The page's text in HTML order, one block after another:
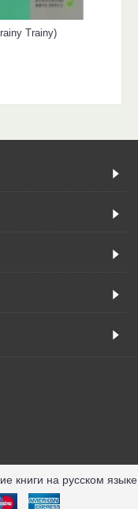
Trainy)
книги на русском языке